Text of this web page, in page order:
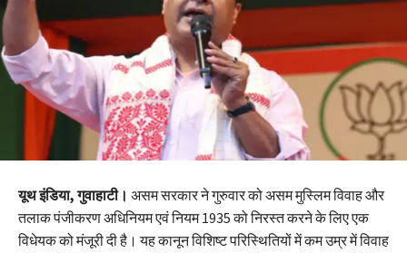
यूथ इंडिया, गुवाहाटी। असम सरकार ने गुरुवार को असम मुस्लिम विवाह और
तलाक पंजीकरण अधिनियम एवं नियम 1935 को निरस्त करने के लिए एक
विधेयक को मंजूरी दी है। यह कानून विशिष्ट परिस्थितियों में कम उम्र में विवाह